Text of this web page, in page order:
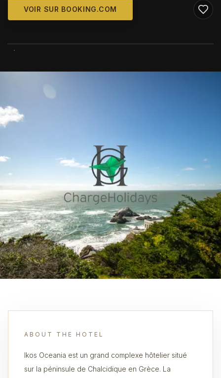
VOIR SUR BOOKING.COM
ABOUT THE HOTEL
Ikos Oceania est un grand complexe hôtelier situé
sur la péninsule de Chalcidique en Grèce. La